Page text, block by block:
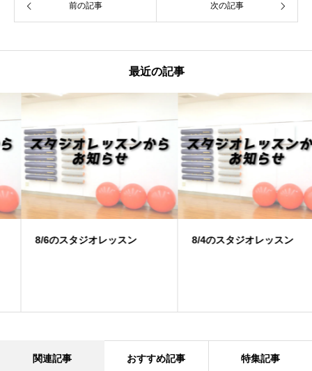
前の記事 次の記事
最近の記事
8/6のスタジオレッスン 8/4のスタジオレッスン
関連記事 おすすめ記事 特集記事